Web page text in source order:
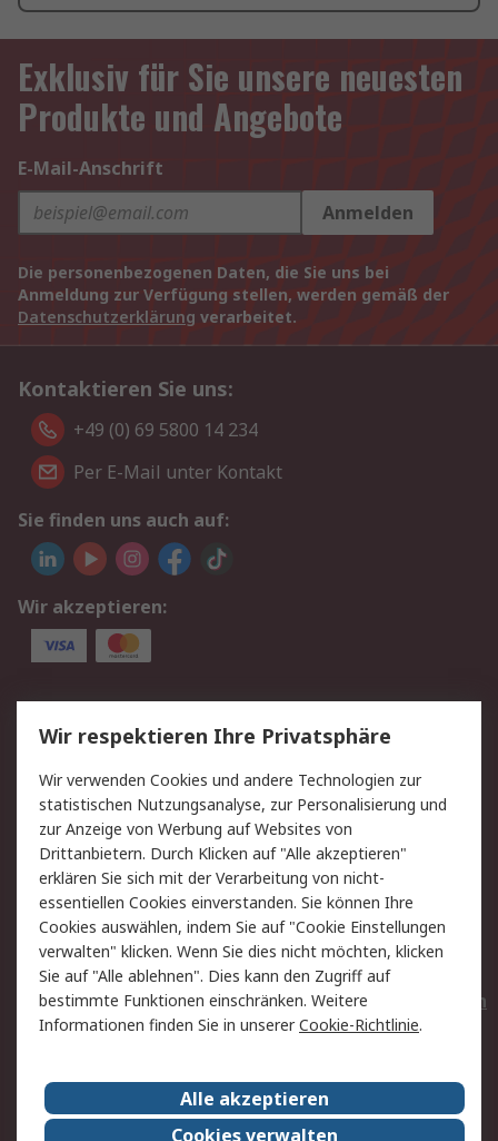
Exklusiv für Sie unsere neuesten
Produkte und Angebote
E-Mail-Anschrift
Anmelden
Die personenbezogenen Daten, die Sie uns bei
Anmeldung zur Verfügung stellen, werden gemäß der
Datenschutzerklärung verarbeitet.
Kontaktieren Sie uns:
+49 (0) 69 5800 14 234
Per E-Mail unter Kontakt
Sie finden uns auch auf:
Wir akzeptieren:
Service
Value Added Services
Lieferlösungen
Rücksendungen
Kontakt
Hilfe
Privatkunden
Rechtliches
AGB
Datenschutz
Cookie-Richtlinie
Zahlungsbedingungen
Copyright/Impressum
Entsorgung
Elektrogeräte/Batterien
RS weltweit
Karriere bei RS
Nachhaltigkeit
Wir respektieren Ihre Privatsphäre
Wir verwenden Cookies und andere Technologien zur
statistischen Nutzungsanalyse, zur Personalisierung und
zur Anzeige von Werbung auf Websites von
Drittanbietern. Durch Klicken auf "Alle akzeptieren"
erklären Sie sich mit der Verarbeitung von nicht-
essentiellen Cookies einverstanden. Sie können Ihre
Cookies auswählen, indem Sie auf "Cookie Einstellungen
verwalten" klicken. Wenn Sie dies nicht möchten, klicken
Sie auf "Alle ablehnen". Dies kann den Zugriff auf
bestimmte Funktionen einschränken. Weitere
Informationen finden Sie in unsererCookie-Richtlinie.
Alle akzeptieren
Cookies verwalten